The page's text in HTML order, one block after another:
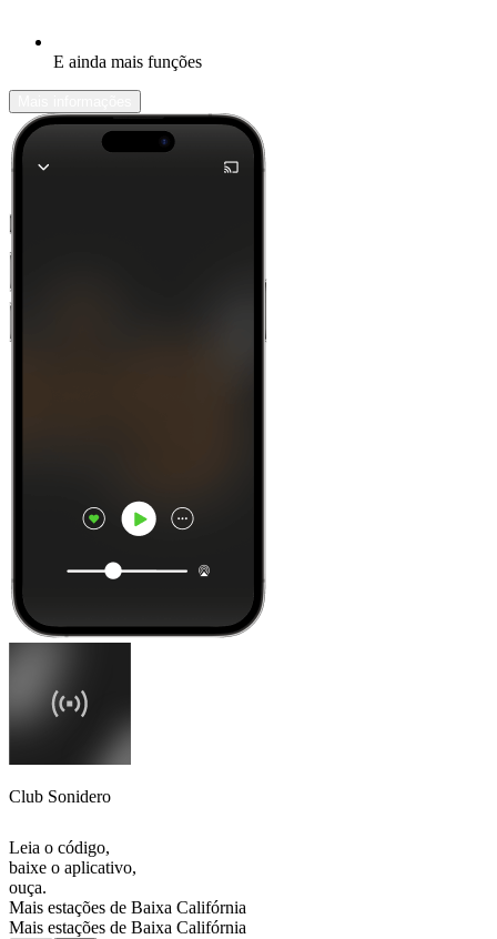
E ainda mais funções
Club Sonidero
Leia o código,
baixe o aplicativo,
ouça.
Mais estações de Baixa Califórnia
Mais estações de Baixa Califórnia